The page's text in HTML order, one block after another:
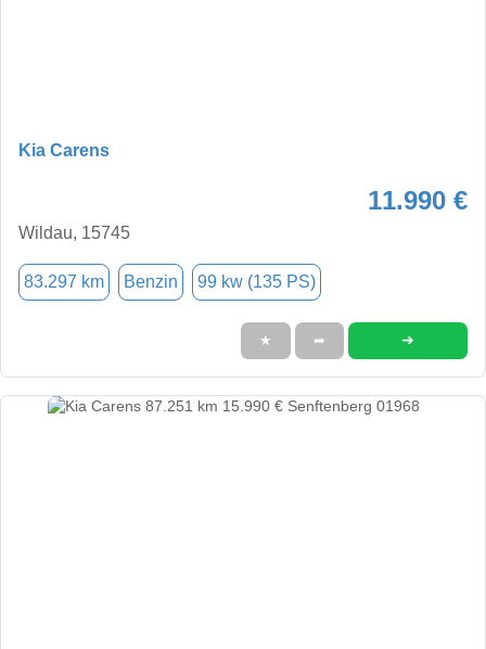
Kia Carens
11.990 €
Wildau, 15745
83.297 km Benzin 99 kw (135 PS)
★ ➦ ➜